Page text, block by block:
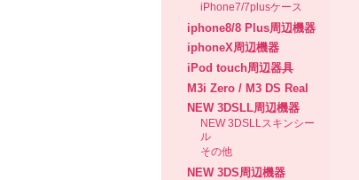
iPhone7/7plusケース
iphone8/8 Plus周辺機器
iphoneX周辺機器
iPod touch周辺器具
M3i Zero / M3 DS Real
NEW 3DSLL周辺機器
NEW 3DSLLスキンシー
ル
その他
NEW 3DS周辺機器